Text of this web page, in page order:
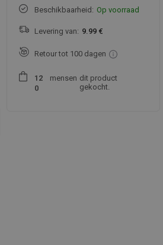
Beschikbaarheid: Op voorraad
Levering van: 9.99 €
Retour tot 100 dagen
1 2
0
mensen dit product
gekocht.